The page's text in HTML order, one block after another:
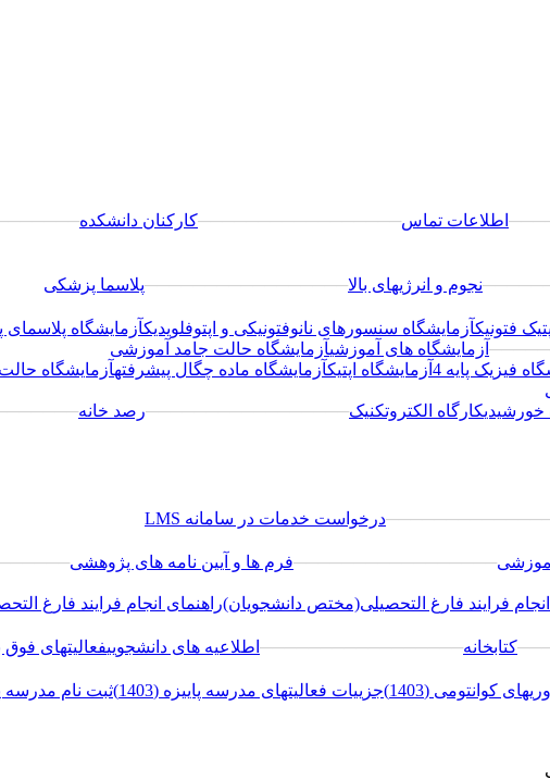
اطلاعات تماس─────────────────کارکنان دانشکده
نجوم و انرژیهای بالا─────────────────پلاسما پزشکی
فتونیکآزمایشگاه سنسورهای نانوفتونیکی و اپتوفلویدیکآزمایشگاه پلاسمای
آزمایشگاه های آموزشیآزمایشگاه حالت جامد آموزشی
فیزیک پایه 4 آزمایشگاه اپتیکآزمایشگاه ماده چگال پیشرفتهآزمایشگاه
کارگاه الکتروتکنیک─────────────────رصد خانه
درخواست خدمات در سامانه LMS
─────────────────فرم ها و آیین نامه های پژوهشی
فرایند فارغ التحصیلی(مختص دانشجویان)راهنمای انجام فرایند فارغ
کتابخانه───────────────── اطلاعیه های دانشجوییفعالیتهای فوق
کوانتومی (1403) جزییات فعالیتهای مدرسه پاییزه (1403) ثبت نام مدرسه